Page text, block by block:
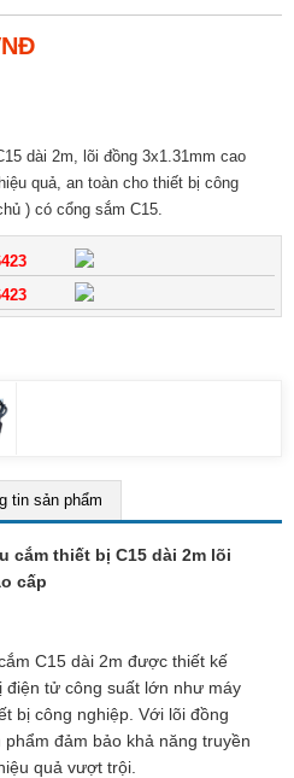
dài 2m, lõi đồng 3x1.31mm cao
quả, an toàn cho thiết bị công
) có cổng sắm C15.
tin sản phẩm
cắm thiết bị C15 dài 2m lõi
cấp
C15 dài 2m được thiết kế
điện tử công suất lớn như máy
bị công nghiệp. Với lõi đồng
đảm bảo khả năng truyền
quả vượt trội.